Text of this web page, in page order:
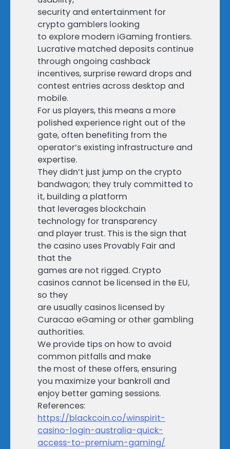
security and entertainment for
crypto gamblers looking
to explore modern iGaming frontiers.
Lucrative matched deposits continue
through ongoing cashback
incentives, surprise reward drops and
contest entries across desktop and
mobile.
For us players, this means a more
polished experience right out of the
gate, often benefiting from the
operator’s existing infrastructure and
expertise.
They didn’t just jump on the crypto
bandwagon; they truly committed to
it, building a platform
that leverages blockchain
technology for transparency
and player trust. This is the sign that
the casino uses Provably Fair and
that the
games are not rigged. Crypto
casinos cannot be licensed in the EU,
so they
are usually casinos licensed by
Curacao eGaming or other gambling
authorities.
We provide tips on how to avoid
common pitfalls and make
the most of these offers, ensuring
you maximize your bankroll and
enjoy better gaming sessions.
References:
https://blackcoin.co/winspirit-
casino-login-australia-quick-
access-to-premium-gaming/